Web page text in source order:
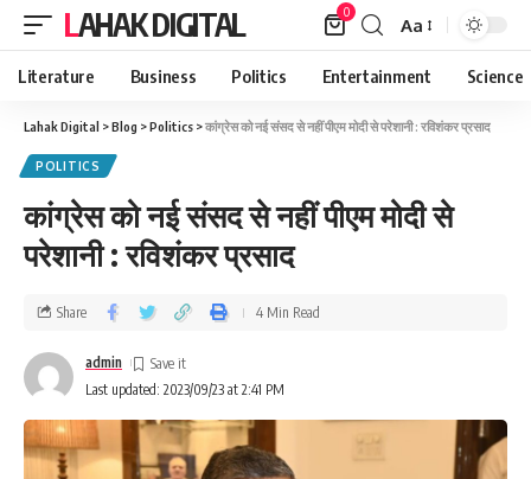
LAHAK DIGITAL 0
Aa
Literature Business Politics Entertainment Science
Lahak Digital >Blog >Politics >कांग्रेस को नई संसद से नहीं पीएम मोदी से परेशानी : रविशंकर प्रसाद
POLITICS
कांग्रेस को नई संसद से नहीं पीएम मोदी से
परेशानी : रविशंकर प्रसाद
Last updated: 2023/09/23 at 2:41 PM
admin
Share 4 Min Read